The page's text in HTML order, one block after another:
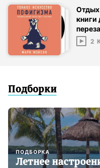
Отдых
книги
2
Подборки
ПОДБОРКА
Летнее